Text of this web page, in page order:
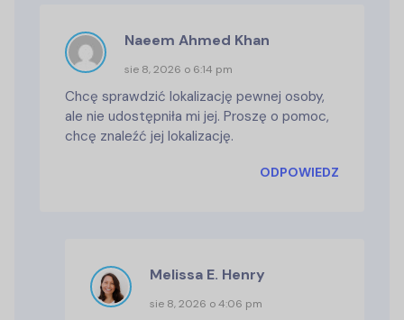
Naeem Ahmed Khan
sie 8, 2026 o 6:14 pm
Chcę sprawdzić lokalizację pewnej osoby,
ale nie udostępniła mi jej. Proszę o pomoc,
chcę znaleźć jej lokalizację.
ODPOWIEDZ
Melissa E. Henry
sie 8, 2026 o 4:06 pm